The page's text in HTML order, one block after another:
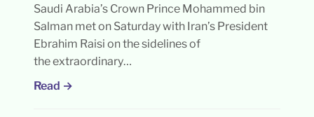
Saudi Arabia’s Crown Prince Mohammed bin
Salman met on Saturday with Iran’s President
Ebrahim Raisi on the sidelines of
the extraordinary…
Read →